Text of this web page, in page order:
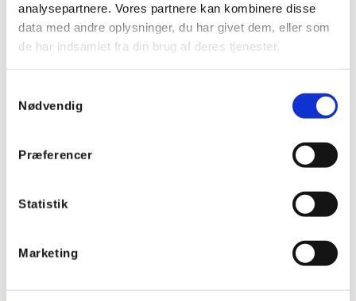
analysepartnere. Vores partnere kan kombinere disse
data med andre oplysninger, du har givet dem, eller som
de har indsamlet fra din brug af deres tjenester.
Nødvendig
Præferencer
Statistik
Marketing
Antal af scener: 10
Antal af zoner: 1
Triggering:
ESA 2: PC/Mac
Arcolis: Android (USB)